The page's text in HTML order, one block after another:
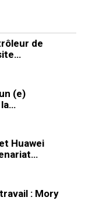
de
(e)
Huawei
: Mory